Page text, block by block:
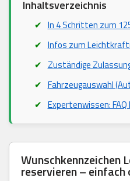
Inhaltsverzeichnis
In 4 Schritten zum
Infos zum
Zuständige
Fahrzeugauswahl
Expertenwissen:
Wunschkennzeichen
reservieren – einfach